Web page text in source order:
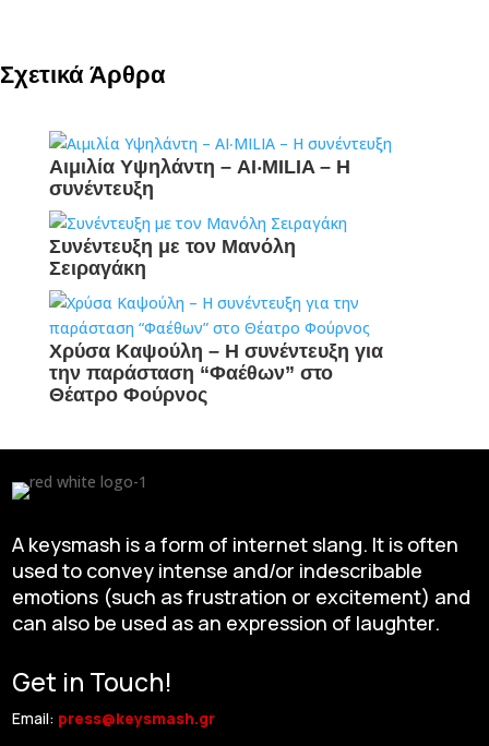
Σχετικά Άρθρα
Αιμιλία Υψηλάντη – AI‧MILIA – Η
συνέντευξη
Συνέντευξη με τον Μανόλη
Σειραγάκη
Χρύσα Καψούλη – Η συνέντευξη για
την παράσταση “Φαέθων” στο
Θέατρο Φούρνος
A keysmash is a form of internet slang. It is often
used to convey intense and/or indescribable
emotions (such as frustration or excitement) and
can also be used as an expression of laughter.
Get in Touch!
Email: press@keysmash.gr